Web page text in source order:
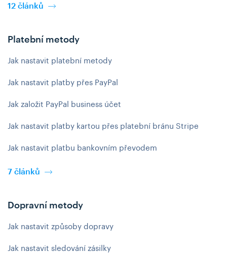
12 článků
Platební metody
Jak nastavit platební metody
Jak nastavit platby přes PayPal
Jak založit PayPal business účet
Jak nastavit platby kartou přes platební bránu Stripe
Jak nastavit platbu bankovním převodem
7 článků
Dopravní metody
Jak nastavit způsoby dopravy
Jak nastavit sledování zásilky